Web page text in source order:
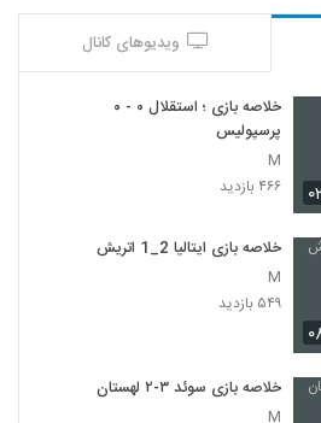
ویدیوهای کانال
خلاصه بازی ؛ استقلال ۰ - ۰
پرسپولیس
M
۴۶۶ بازدید
خلاصه بازی ایتالیا 2_1 اتريش
M
۵۴۹ بازدید
خلاصه بازی سوئد ۳-۲ لهستان
M